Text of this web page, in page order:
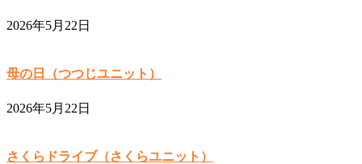
2026年5月22日
母の日（つつじユニット）
2026年5月22日
さくらドライブ（さくらユニット）